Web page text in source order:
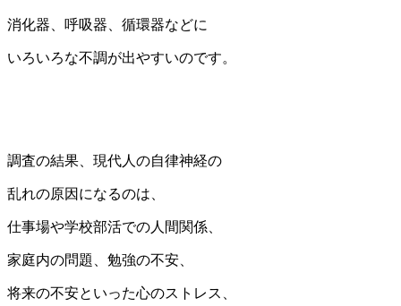
消化器、呼吸器、循環器などに
いろいろな不調が出やすいのです。
調査の結果、現代人の自律神経の
乱れの原因になるのは、
仕事場や学校部活での人間関係、
家庭内の問題、勉強の不安、
将来の不安といった心のストレス、